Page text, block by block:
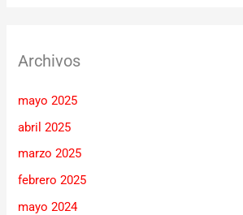
Archivos
mayo 2025
abril 2025
marzo 2025
febrero 2025
mayo 2024